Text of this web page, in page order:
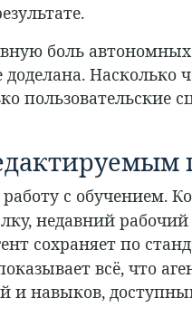
боль
доделана. Насколько
пользовательские
с обучением.
недавний
сохраняет по
всё, что
навыков,